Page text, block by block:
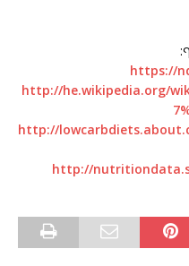
https://
http://he.wikipedia.org/
http://
http://